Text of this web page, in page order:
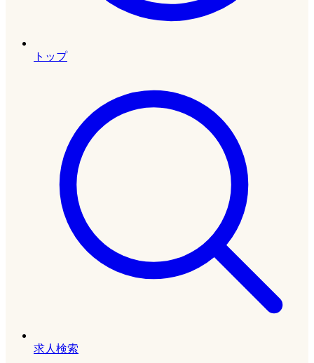
トップ
求人検索